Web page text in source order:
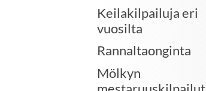
Keilakilpailuja eri
vuosilta
Rannaltaonginta
Mölkyn